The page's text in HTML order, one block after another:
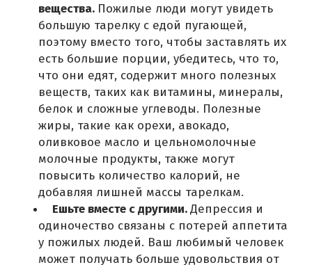
вещества. Пожилые люди могут увидеть
большую тарелку c едой пугающей,
поэтому вместо того, чтобы заставлять их
есть большие порции, убедитесь, что то,
что они едят, содержит много полезных
веществ, таких как витамины, минералы,
белок и сложные углеводы. Полезные
жиры, такие как орехи, авокадо,
оливковое масло и цельномолочные
молочные продукты, также могут
повысить количество калорий, не
добавляя лишней массы тарелкам.
Ешьте вместе с другими.Депрессия и
одиночество связаны с потерей аппетита
у пожилых людей. Ваш любимый человек
может получать больше удовольствия от